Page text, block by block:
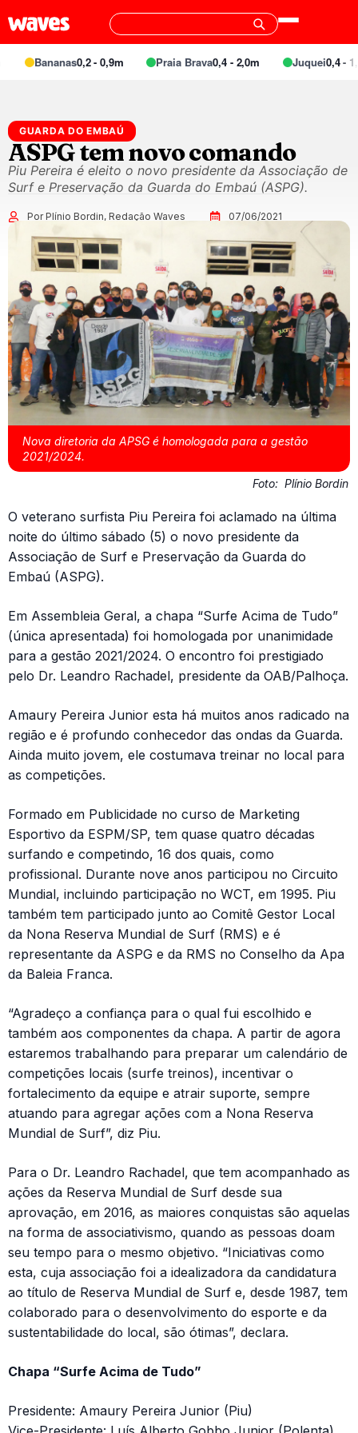
Bananas0,2 - 0,9m Praia Brava0,4 - 2,0m Juquei0,4 -
GUARDA DO EMBAÚ
ASPG tem novo comando
Piu Pereira é eleito o novo presidente da Associação de
Surf e Preservação da Guarda do Embaú (ASPG).
Por Plínio Bordin, Redação Waves 07/06/2021
Nova diretoria da APSG é homologada para a gestão
2021/2024.
Foto: Plínio Bordin
O veterano surfista Piu Pereira foi aclamado na última
noite do último sábado (5) o novo presidente da
Associação de Surf e Preservação da Guarda do
Embaú (ASPG).
Em Assembleia Geral, a chapa “Surfe Acima de Tudo”
(única apresentada) foi homologada por unanimidade
para a gestão 2021/2024. O encontro foi prestigiado
pelo Dr. Leandro Rachadel, presidente da OAB/Palhoça.
Amaury Pereira Junior esta há muitos anos radicado na
região e é profundo conhecedor das ondas da Guarda.
Ainda muito jovem, ele costumava treinar no local para
as competições.
Formado em Publicidade no curso de Marketing
Esportivo da ESPM/SP, tem quase quatro décadas
surfando e competindo, 16 dos quais, como
profissional. Durante nove anos participou no Circuito
Mundial, incluindo participação no WCT, em 1995. Piu
também tem participado junto ao Comitê Gestor Local
da Nona Reserva Mundial de Surf (RMS) e é
representante da ASPG e da RMS no Conselho da Apa
da Baleia Franca.
“Agradeço a confiança para o qual fui escolhido e
também aos componentes da chapa. A partir de agora
estaremos trabalhando para preparar um calendário de
competições locais (surfe treinos), incentivar o
fortalecimento da equipe e atrair suporte, sempre
atuando para agregar ações com a Nona Reserva
Mundial de Surf”, diz Piu.
Para o Dr. Leandro Rachadel, que tem acompanhado as
ações da Reserva Mundial de Surf desde sua
aprovação, em 2016, as maiores conquistas são aquelas
na forma de associativismo, quando as pessoas doam
seu tempo para o mesmo objetivo. “Iniciativas como
esta, cuja associação foi a idealizadora da candidatura
ao título de Reserva Mundial de Surf e, desde 1987, tem
colaborado para o desenvolvimento do esporte e da
sustentabilidade do local, são ótimas”, declara.
Chapa “Surfe Acima de Tudo”
Presidente: Amaury Pereira Junior (Piu)